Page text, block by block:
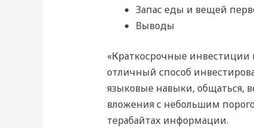
Запас еды и вещей
Выводы
«Краткосрочные
отличный способ
языковые навыки, общаться,
вложения с небольшим
терабайтах информации.